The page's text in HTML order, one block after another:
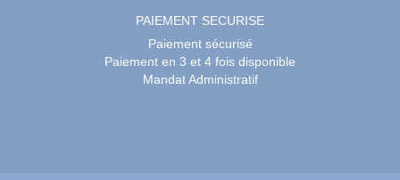
PAIEMENT SECURISE
Paiement sécurisé
Paiement en 3 et 4 fois disponible
Mandat Administratif